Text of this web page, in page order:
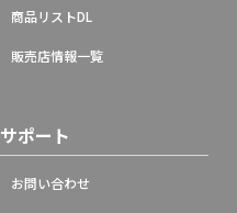
商品リストDL
販売店情報一覧
サポート
お問い合わせ